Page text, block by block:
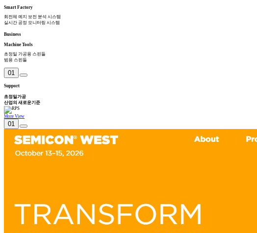
Smart Factory
회전체 예지 보전 분석 시스템
실시간 공정 모니터링 시스템
Business
Machine Tools
초정밀 가공용 스핀들
범용 스핀들
01
Support
초정밀가공
산업의 새로운기준
More View
01